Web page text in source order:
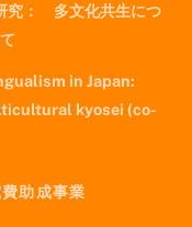
究： 多文化共生につ
in Japan:
kyosei (co-
助成事業